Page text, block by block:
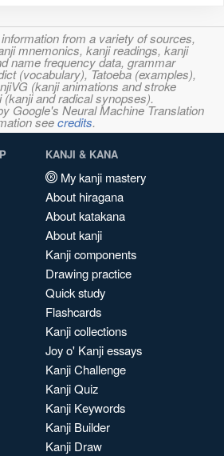
from a variety of sources,
mnemonics, kanji readings, kanji
name frequency data, grammar
(vocabulary), Tatoeba (examples),
(kanji animations and stroke
and radical synopses).
Google's Neural Machine Translation
seecredits.
KANJI & KANA
My kanji mastery
About hiragana
About katakana
About kanji
Kanji components
Drawing practice
Quick study
Flashcards
Kanji collections
Joy o' Kanji essays
Kanji Challenge
Kanji Quiz
Kanji Keywords
Kanji Builder
Kanji Draw